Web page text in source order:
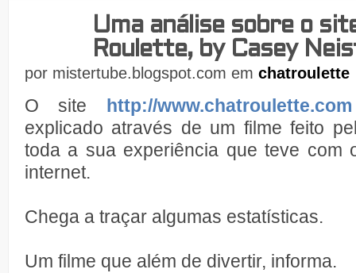
,
12
Uma análise sobre o
Roulette, by Casey
por mistertube.blogspot.com em chatroulette
O site http://www.chatroulette.com
explicado através de um filme feito
toda a sua experiência que teve com
internet.
Chega a traçar algumas estatísticas.
Um filme que além de divertir, informa.